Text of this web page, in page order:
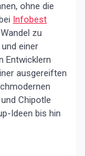
ohne die
Infobest
zu
einer
Entwicklern
ausgereiften
Chipotle
Ideen bis hin